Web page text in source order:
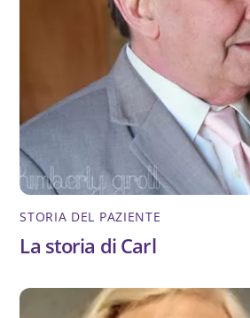
STORIA DEL PAZIENTE
La storia di Carl